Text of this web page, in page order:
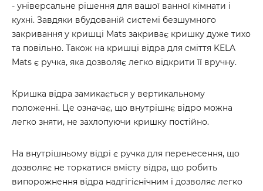
- універсальне рішення для вашої ванної кімнати і
кухні. Завдяки вбудованій системі безшумного
закривання у кришці Mats закриває кришку дуже тихо
та повільно. Також на кришці відра для сміття KELA
Mats є ручка, яка дозволяє легко відкрити її вручну.
Кришка відра замикається у вертикальному
положенні. Це означає, що внутрішнє відро можна
легко зняти, не захлопуючи кришку постійно.
На внутрішньому відрі є ручка для перенесення, що
дозволяє не торкатися вмісту відра, що робить
випорожнення відра надгігієнічним і дозволяє легко